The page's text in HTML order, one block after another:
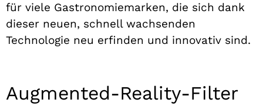
für viele Gastronomiemarken, die sich dank
dieser neuen, schnell wachsenden
Technologie neu erfinden und innovativ sind.
Augmented-Reality-Filter